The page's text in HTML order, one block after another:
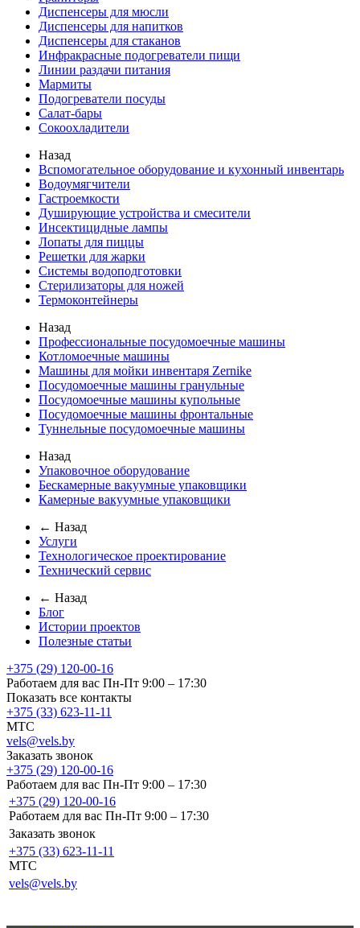
Диспенсеры для мюсли
Диспенсеры для напитков
Диспенсеры для стаканов
Инфракрасные подогреватели пищи
Линии раздачи питания
Мармиты
Подогреватели посуды
Салат-бары
Сокоохладители
Назад
Вспомогательное оборудование и кухонный инвентарь
Водоумягчители
Гастроемкости
Душирующие устройства и смесители
Инсектицидные лампы
Лопаты для пиццы
Решетки для жарки
Системы водоподготовки
Стерилизаторы для ножей
Термоконтейнеры
Назад
Профессиональные посудомоечные машины
Котломоечные машины
Машины для мойки инвентаря Zernike
Посудомоечные машины гранульные
Посудомоечные машины купольные
Посудомоечные машины фронтальные
Туннельные посудомоечные машины
Назад
Упаковочное оборудование
Бескамерные вакуумные упаковщики
Камерные вакуумные упаковщики
← Назад
Услуги
Технологическое проектирование
Технический сервис
← Назад
Блог
Истории проектов
Полезные статьи
+375 (29) 120-00-16
Работаем для вас Пн-Пт 9:00 – 17:30
Показать все контакты
+375 (33) 623-11-11
MTC
vels@vels.by
Заказать звонок
+375 (29) 120-00-16
Работаем для вас Пн-Пт 9:00 – 17:30
+375 (29) 120-00-16
Работаем для вас Пн-Пт 9:00 – 17:30
Заказать звонок
+375 (33) 623-11-11
MTC
vels@vels.by